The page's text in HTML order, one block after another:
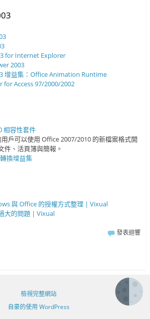
for Internet Explorer
2003
增益集：Office Animation Runtime
for Access 97/2000/2002
相容性套件
戶可以使用 Office 2007/2010 的新檔案格式開
件、活頁簿與簡報。
換增益集
與 Office 的授權方式整理 | Vixual
大的問題 | Vixual
發表迴響
檢視完整網站
自豪的使用 WordPress